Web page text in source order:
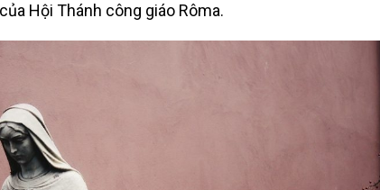
Hội Thánh công giáo Rôma.